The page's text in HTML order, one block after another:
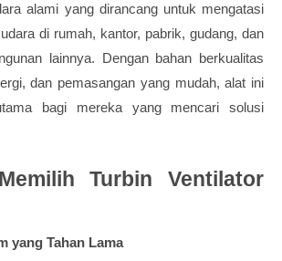
alami yang dirancang untuk mengatasi
di rumah, kantor, pabrik, gudang, dan
lainnya. Dengan bahan berkualitas
dan pemasangan yang mudah, alat ini
bagi mereka yang mencari solusi
Turbin Ventilator
yang Tahan Lama